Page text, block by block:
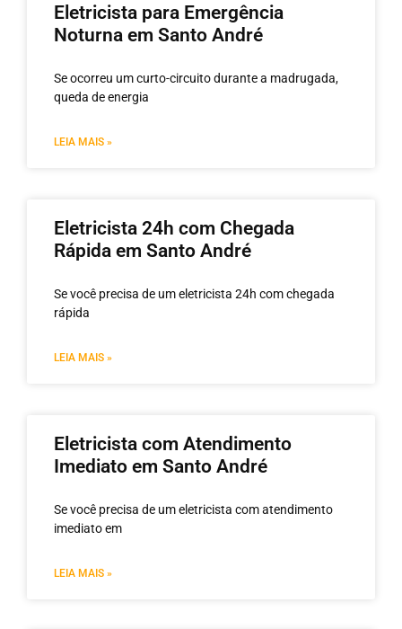
Eletricista para Emergência
Noturna em Santo André
Se ocorreu um curto-circuito durante a madrugada,
queda de energia
LEIA MAIS »
Eletricista 24h com Chegada
Rápida em Santo André
Se você precisa de um eletricista 24h com chegada
rápida
LEIA MAIS »
Eletricista com Atendimento
Imediato em Santo André
Se você precisa de um eletricista com atendimento
imediato em
LEIA MAIS »